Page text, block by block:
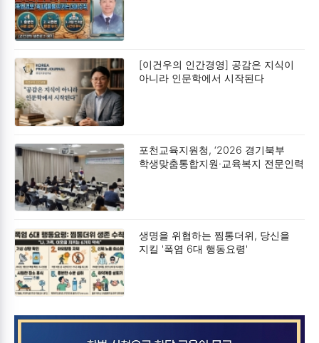
[이건우의 인간경영] 공감은 지식이
아니라 인문학에서 시작된다
포천교육지원청, ‘2026 경기북부
학생맞춤통합지원·교육복지 전문인력
생명을 위협하는 찜통더위, 당신을
지킬 '폭염 6대 행동요령'